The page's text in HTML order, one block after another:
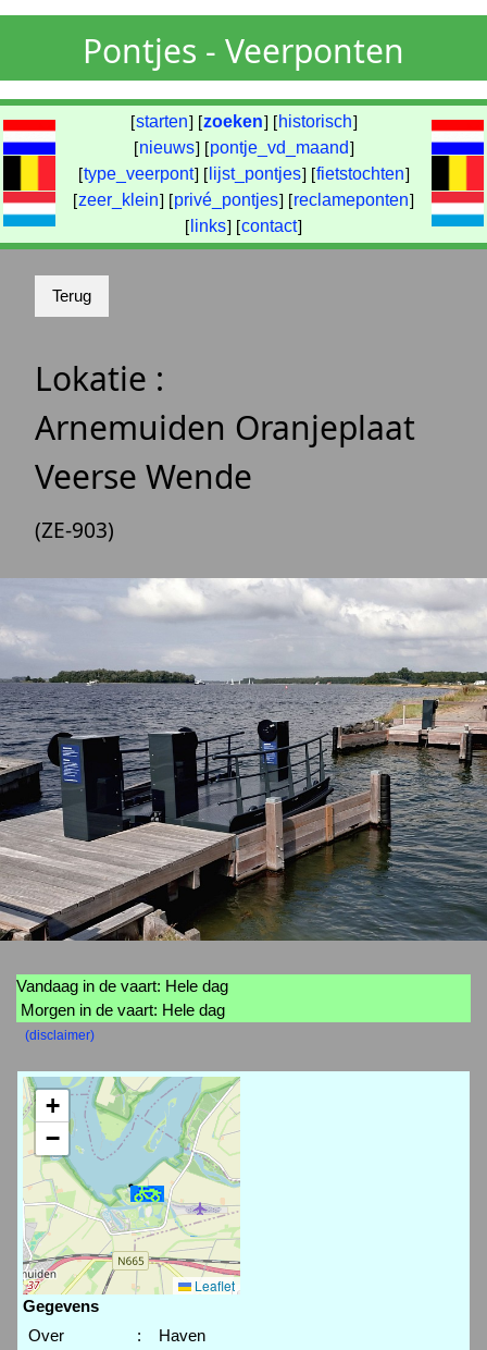
Pontjes - Veerponten
[starten] [zoeken] [ historisch]
[nieuws] [pontje_vd_maand]
[type_veerpont] [ lijst_pontjes] [fietstochten]
[zeer_klein] [privé_pontjes] [reclameponten]
[ links] [contact]
Lokatie :
Arnemuiden Oranjeplaat
Veerse Wende
(ZE-903)
Vandaag in de vaart: Hele dag
Morgen in de vaart: Hele dag
(disclaimer)
+
−
Leaflet
Gegevens
Over
:
Haven